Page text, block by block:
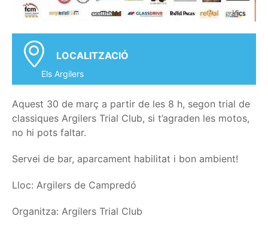
LOCALITZACIÓ
Els Argilers
Aquest 30 de març a partir de les 8 h, segon trial de
classiques Argilers Trial Club, si t’agraden les motos,
no hi pots faltar.
Servei de bar, aparcament habilitat i bon ambient!
Lloc: Argilers de Campredó
Organitza: Argilers Trial Club